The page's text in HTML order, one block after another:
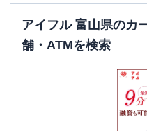
アイフル 富山県のカ
舗・ATMを検索